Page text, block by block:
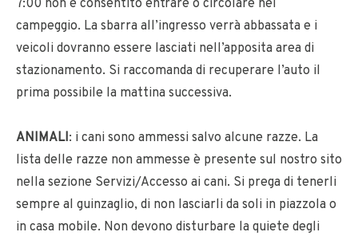
7:00 non è consentito entrare o circolare nel
campeggio. La sbarra all’ingresso verrà abbassata e i
veicoli dovranno essere lasciati nell’apposita area di
stazionamento. Si raccomanda di recuperare l’auto il
prima possibile la mattina successiva.
ANIMALI: i cani sono ammessi salvo alcune razze. La
lista delle razze non ammesse è presente sul nostro sito
nella sezione Servizi/Accesso ai cani. Si prega di tenerli
sempre al guinzaglio, di non lasciarli da soli in piazzola o
in casa mobile. Non devono disturbare la quiete degli